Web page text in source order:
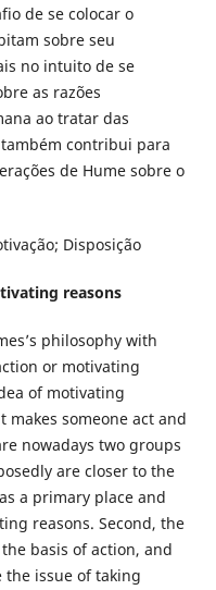
de se colocar o
sobre seu
no intuito de se
as razões
ao tratar das
contribui para
de Hume sobre o
Disposição
reasons
philosophy with
or motivating
of motivating
someone act and
nowadays two groups
are closer to the
a primary place and
reasons. Second, the
basis of action, and
issue of taking